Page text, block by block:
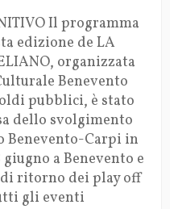
Il programma
edizione de LA
organizzata
Benevento
pubblici, è stato
dello svolgimento
Benevento-Carpi in
a Benevento e
ritorno dei play off
gli eventi